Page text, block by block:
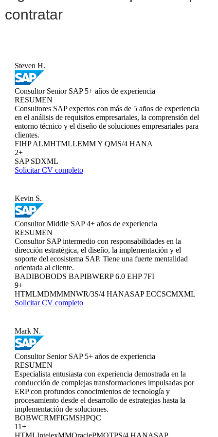
contratar
Steven H.
Consultor Senior SAP 5+ años de experiencia
RESUMEN
Consultores SAP expertos con más de 5 años de experiencia
en el análisis de requisitos empresariales, la comprensión del
entorno técnico y el diseño de soluciones empresariales para
clientes.
FIHP ALMHTMLLEMM Y QMS/4 HANA
2+
SAP SDXML
Solicitar CV completo
Kevin S.
Consultor Middle SAP 4+ años de experiencia
RESUMEN
Consultor SAP intermedio con responsabilidades en la
dirección estratégica, el diseño, la implementación y el
soporte del ecosistema SAP. Tiene una fuerte mentalidad
orientada al cliente.
BADIBOBODS BAPIBWERP 6.0 EHP 7FI
9+
HTMLMDMMMNWR/3S/4 HANASAP ECCSCMXML
Solicitar CV completo
Mark N.
Consultor Senior SAP 5+ años de experiencia
RESUMEN
Especialista entusiasta con experiencia demostrada en la
conducción de complejas transformaciones impulsadas por
ERP con profundos conocimientos de tecnología y
procesamiento desde el desarrollo de estrategias hasta la
implementación de soluciones.
BOBWCRMFIGMSHPQC
11+